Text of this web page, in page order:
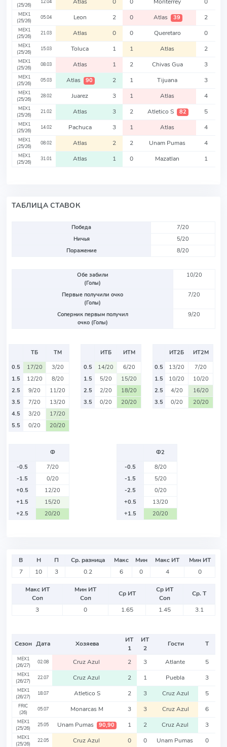
(25/26)
12.04 Atlas 0 0 Monterrey 0
MEX1
(25/26)
05.04 Leon 2 0 Atlas 39 2
MEX1
(25/26)
21.03 Atlas 0 0 Queretaro 0
MEX1
(25/26)
15.03 Toluca 1 1 Atlas 2
MEX1
(25/26)
08.03 Atlas 1 2 Chivas Gua 3
MEX1
(25/26)
05.03 Atlas 90 2 1 Tijuana 3
MEX1
(25/26)
28.02 Juarez 3 1 Atlas 4
MEX1
(25/26)
21.02 Atlas 3 2 Atletico S 82 5
MEX1
(25/26)
14.02 Pachuca 3 1 Atlas 4
MEX1
(25/26)
08.02 Atlas 2 2 Unam Pumas 4
MEX1
(25/26)
31.01 Atlas 1 0 Mazatlan 1
ТАБЛИЦА СТАВОК
Победа
7/20
Ничья
5/20
Поражение
8/20
Обе забили
(Голы)
10/20
Первые получили очко
(Голы)
7/20
Соперник первым получил
очко (Голы)
9/20
ТБ
ТМ
0.5
17/20
3/20
1.5
12/20
8/20
2.5
9/20
11/20
3.5
7/20
13/20
4.5
3/20
17/20
5.5
0/20 20/20
ИТБ
ИТМ
0.5
14/20
6/20
1.5
5/20
15/20
2.5
2/20
18/20
3.5
0/20 20/20
ИТ2Б
ИТ2М
0.5
13/20
7/20
1.5
10/20
10/20
2.5
4/20
16/20
3.5
0/20 20/20
Ф
-0.5
7/20
-1.5
0/20
+0.5
12/20
+1.5
15/20
+2.5
20/20
Ф2
-0.5
8/20
-1.5
5/20
-2.5
0/20
+0.5
13/20
+1.5
20/20
В Н П Ср. разница Макс Мин Макс ИТ
Мин ИТ
7
10 3 0.2 6 0 4 0
Макс ИТ
Соп
Мин ИТ
Соп
Ср ИТ
Ср ИТ
Соп
Ср. Т
3
0 1.65 1.45 3.1
Сезон Дата Хозяева
ИТ
1
ИТ
2
Гости Т
MEX1
(26/27)
02.08 Cruz Azul 2 3 Atlante 5
MEX1
(26/27)
22.07 Cruz Azul 2 1 Puebla 3
MEX1
(26/27)
18.07 Atletico S 2 3 Cruz Azul 5
FRIC
(26)
05.07 Monarcas M 3 3 Cruz Azul 6
MEX1
(25/26)
25.05 Unam Pumas 90,90 1 2 Cruz Azul 3
MEX1
(25/26)
22.05 Cruz Azul 0 0 Unam Pumas 0